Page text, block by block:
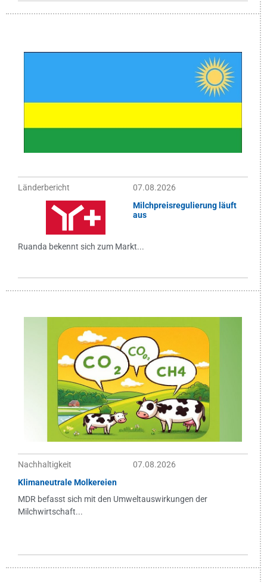
Länderbericht
07.08.2026
Milchpreisregulierung läuft
aus
Ruanda bekennt sich zum Markt...
Nachhaltigkeit
07.08.2026
Klimaneutrale Molkereien
MDR befasst sich mit den Umweltauswirkungen der
Milchwirtschaft...